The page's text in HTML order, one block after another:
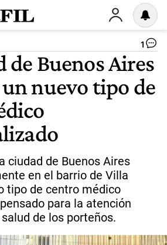
1
de Buenos Aires
nuevo tipo de
ciudad de Buenos Aires
en el barrio de Villa
tipo de centro médico
para la atención
de los porteños.